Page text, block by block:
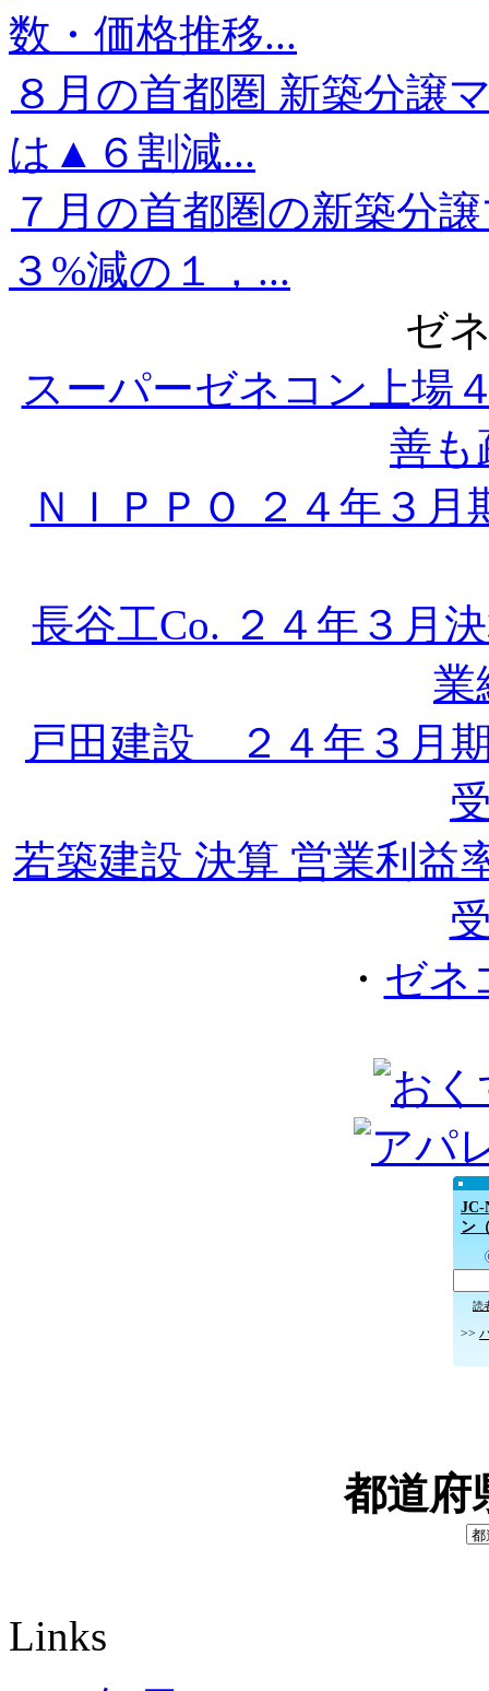
数・価格推移...
８月の首都圏 新築分
は▲６割減...
７月の首都圏の新築分
３%減の１，...
ゼ
スーパーゼネコン上場
善
ＮＩＰＰＯ ２４年３
長谷工Co. ２４年３
業
戸田建設 ２４年３月
若築建設 決算 営業利
・ ゼネ
JC-
ン
読
>>
都道府
Links